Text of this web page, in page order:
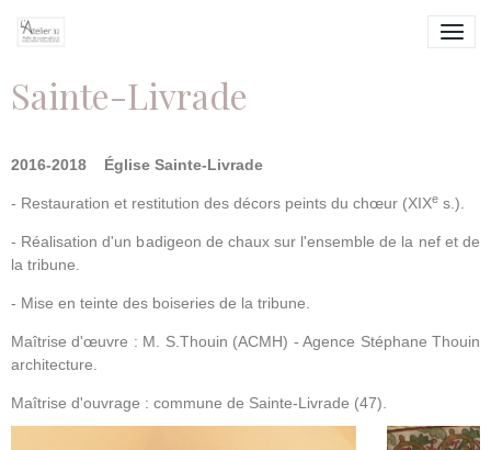
Sainte-Livrade
2016-2018 Église Sainte-Livrade
- Restauration et restitution des décors peints du chœur (XIXe s.).
- Réalisation d'un badigeon de chaux sur l'ensemble de la nef et de
la tribune.
- Mise en teinte des boiseries de la tribune.
Maîtrise d'œuvre : M. S.Thouin (ACMH) - Agence Stéphane Thouin
architecture.
Maîtrise d'ouvrage : commune de Sainte-Livrade (47).